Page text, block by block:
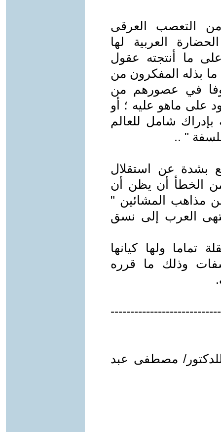
التعصب العرقى
العربية لها
على ما أنتجته عقول
ما بذله المفكرون من
في عصورهم من
على ماهو عليه ؛ أو
شامل للعالم
" ..
بشدة عن استقلال
من الخطأ أن يظن أن
مذاهب المشائين "
العرب إلى نسق
تماما ولها كيانها
وذلك ما قرره
للدكتور/ مصطفى عبد